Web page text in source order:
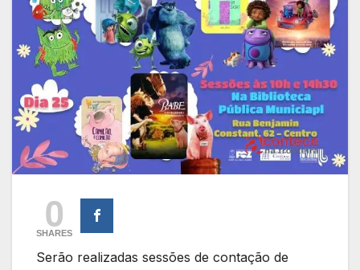
0
SHARES
Serão realizadas sessões de contação de